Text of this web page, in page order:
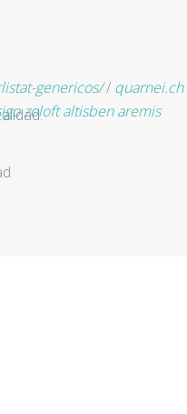
genericos// quarnei.ch
zoloft altisben aremis